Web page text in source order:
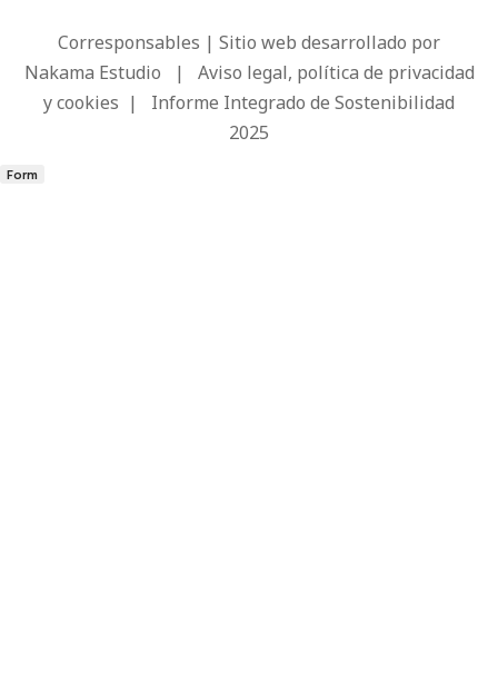
Corresponsables | Sitio web desarrollado por
Nakama Estudio | Aviso legal, política de privacidad
y cookies | Informe Integrado de Sostenibilidad
2025
Form